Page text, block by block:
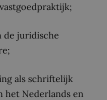
de juridische
als schriftelijk
Nederlands en